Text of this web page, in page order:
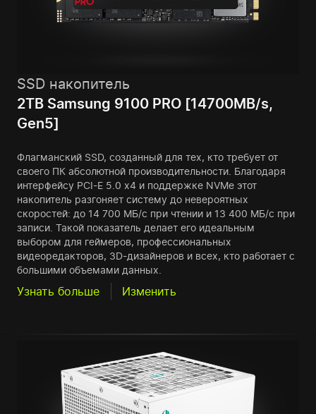
SSD накопитель
2TB Samsung 9100 PRO [14700MB/s,
Gen5]
Флагманский SSD, созданный для тех, кто требует от
своего ПК абсолютной производительности. Благодаря
интерфейсу PCI-E 5.0 x4 и поддержке NVMe этот
накопитель разгоняет систему до невероятных
скоростей: до 14 700 МБ/с при чтении и 13 400 МБ/с при
записи. Такой показатель делает его идеальным
выбором для геймеров, профессиональных
видеоредакторов, 3D-дизайнеров и всех, кто работает с
большими объемами данных.
Узнать больше Изменить